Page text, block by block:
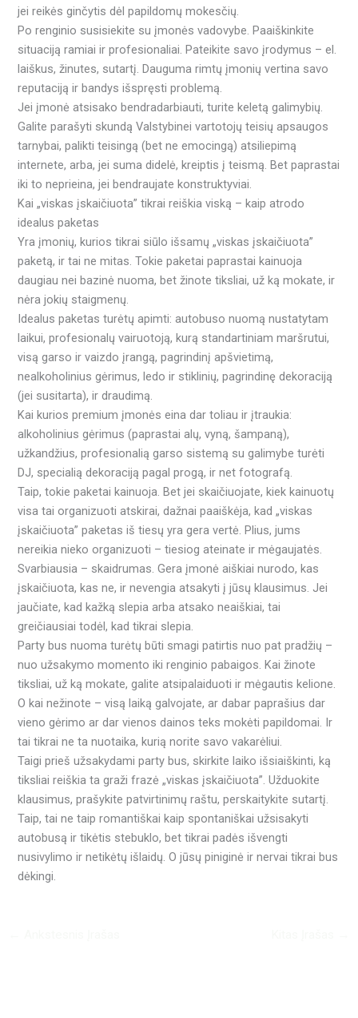
jei reikės ginčytis dėl papildomų mokesčių.
Po renginio susisiekite su įmonės vadovybe. Paaiškinkite
situaciją ramiai ir profesionaliai. Pateikite savo įrodymus – el.
laiškus, žinutes, sutartį. Dauguma rimtų įmonių vertina savo
reputaciją ir bandys išspręsti problemą.
Jei įmonė atsisako bendradarbiauti, turite keletą galimybių.
Galite parašyti skundą Valstybinei vartotojų teisių apsaugos
tarnybai, palikti teisingą (bet ne emocingą) atsiliepimą
internete, arba, jei suma didelė, kreiptis į teismą. Bet paprastai
iki to neprieina, jei bendraujate konstruktyviai.
Kai „viskas įskaičiuota” tikrai reiškia viską – kaip atrodo
idealus paketas
Yra įmonių, kurios tikrai siūlo išsamų „viskas įskaičiuota”
paketą, ir tai ne mitas. Tokie paketai paprastai kainuoja
daugiau nei bazinė nuoma, bet žinote tiksliai, už ką mokate, ir
nėra jokių staigmenų.
Idealus paketas turėtų apimti: autobuso nuomą nustatytam
laikui, profesionalų vairuotoją, kurą standartiniam maršrutui,
visą garso ir vaizdo įrangą, pagrindinį apšvietimą,
nealkoholinius gėrimus, ledo ir stiklinių, pagrindinę dekoraciją
(jei susitarta), ir draudimą.
Kai kurios premium įmonės eina dar toliau ir įtraukia:
alkoholinius gėrimus (paprastai alų, vyną, šampaną),
užkandžius, profesionalią garso sistemą su galimybe turėti
DJ, specialią dekoraciją pagal progą, ir net fotografą.
Taip, tokie paketai kainuoja. Bet jei skaičiuojate, kiek kainuotų
visa tai organizuoti atskirai, dažnai paaiškėja, kad „viskas
įskaičiuota” paketas iš tiesų yra gera vertė. Plius, jums
nereikia nieko organizuoti – tiesiog ateinate ir mėgaujatės.
Svarbiausia – skaidrumas. Gera įmonė aiškiai nurodo, kas
įskaičiuota, kas ne, ir nevengia atsakyti į jūsų klausimus. Jei
jaučiate, kad kažką slepia arba atsako neaiškiai, tai
greičiausiai todėl, kad tikrai slepia.
Party bus nuoma turėtų būti smagi patirtis nuo pat pradžių –
nuo užsakymo momento iki renginio pabaigos. Kai žinote
tiksliai, už ką mokate, galite atsipalaiduoti ir mėgautis kelione.
O kai nežinote – visą laiką galvojate, ar dabar paprašius dar
vieno gėrimo ar dar vienos dainos teks mokėti papildomai. Ir
tai tikrai ne ta nuotaika, kurią norite savo vakarėliui.
Taigi prieš užsakydami party bus, skirkite laiko išsiaiškinti, ką
tiksliai reiškia ta graži frazė „viskas įskaičiuota”. Užduokite
klausimus, prašykite patvirtinimų raštu, perskaitykite sutartį.
Taip, tai ne taip romantiškai kaip spontaniškai užsisakyti
autobusą ir tikėtis stebuklo, bet tikrai padės išvengti
nusivylimo ir netikėtų išlaidų. O jūsų piniginė ir nervai tikrai bus
dėkingi.